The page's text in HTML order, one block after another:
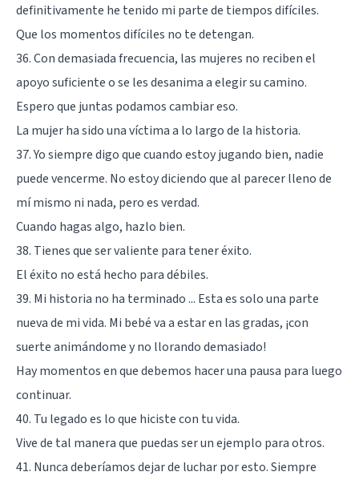
definitivamente he tenido mi parte de tiempos difíciles.
Que los momentos difíciles no te detengan.
36. Con demasiada frecuencia, las mujeres no reciben el
apoyo suficiente o se les desanima a elegir su camino.
Espero que juntas podamos cambiar eso.
La mujer ha sido una víctima a lo largo de la historia.
37. Yo siempre digo que cuando estoy jugando bien, nadie
puede vencerme. No estoy diciendo que al parecer lleno de
mí mismo ni nada, pero es verdad.
Cuando hagas algo, hazlo bien.
38. Tienes que ser valiente para tener éxito.
El éxito no está hecho para débiles.
39. Mi historia no ha terminado ... Esta es solo una parte
nueva de mi vida. Mi bebé va a estar en las gradas, ¡con
suerte animándome y no llorando demasiado!
Hay momentos en que debemos hacer una pausa para luego
continuar.
40. Tu legado es lo que hiciste con tu vida.
Vive de tal manera que puedas ser un ejemplo para otros.
41. Nunca deberíamos dejar de luchar por esto. Siempre